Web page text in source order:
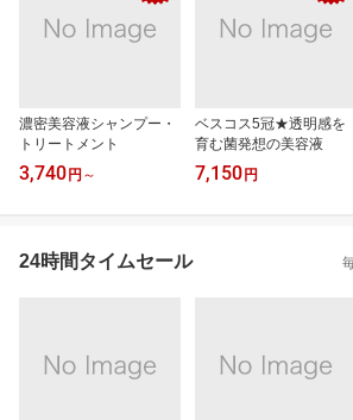
濃密美容液シャンプー・
トリートメント
3,740 円 ～
ベスコス5冠★透明感を
育む菌発想の美容液
7,150 円
24時間タイムセール